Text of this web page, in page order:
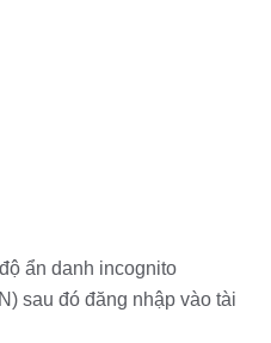
ẩn danh incognito
sau đó đăng nhập vào tài